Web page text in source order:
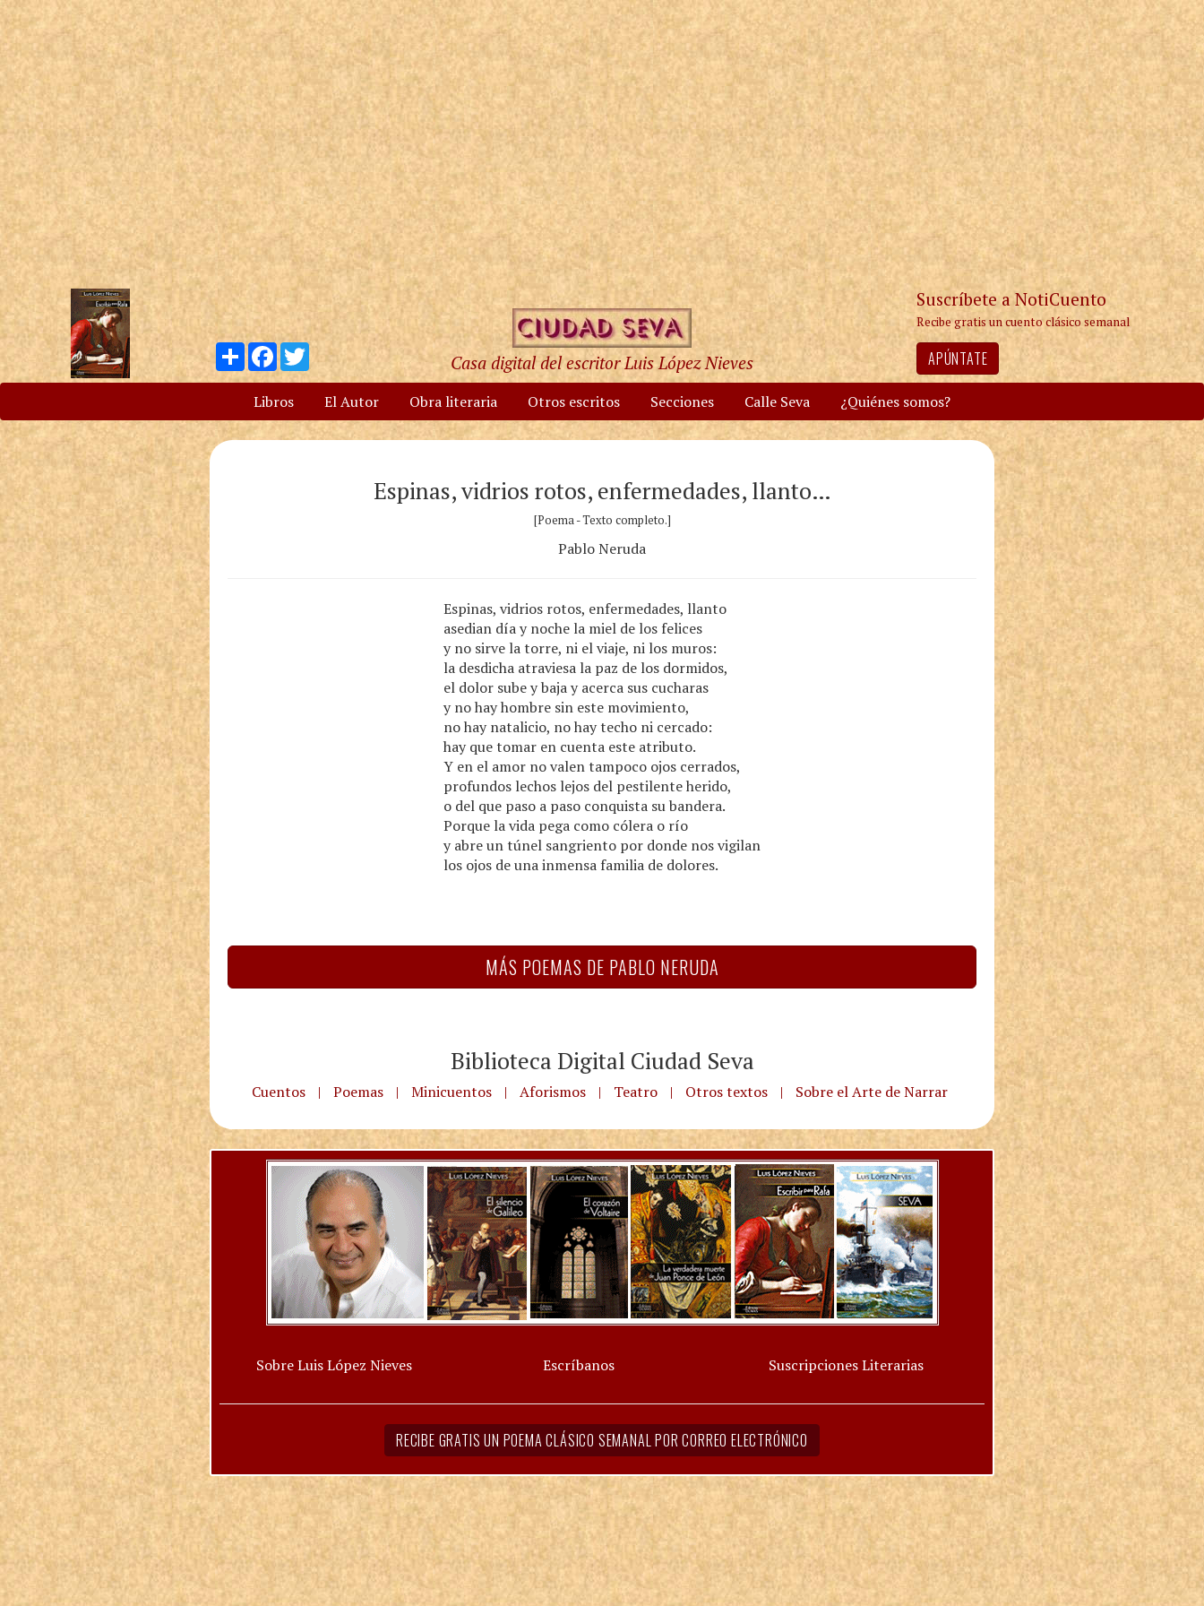
Compartir
Facebook
Twitter
Casa digital del escritor Luis López Nieves
Suscríbete a NotiCuento
Recibe gratis un cuento clásico semanal
APÚNTATE
Libros El Autor Obra literaria Otros escritos Secciones Calle Seva ¿Quiénes somos?
Espinas, vidrios rotos, enfermedades, llanto…
[Poema - Texto completo.]
Pablo Neruda
Espinas, vidrios rotos, enfermedades, llanto
asedian día y noche la miel de los felices
y no sirve la torre, ni el viaje, ni los muros:
la desdicha atraviesa la paz de los dormidos,
el dolor sube y baja y acerca sus cucharas
y no hay hombre sin este movimiento,
no hay natalicio, no hay techo ni cercado:
hay que tomar en cuenta este atributo.
Y en el amor no valen tampoco ojos cerrados,
profundos lechos lejos del pestilente herido,
o del que paso a paso conquista su bandera.
Porque la vida pega como cólera o río
y abre un túnel sangriento por donde nos vigilan
los ojos de una inmensa familia de dolores.
MÁS POEMAS DE PABLO NERUDA
Biblioteca Digital Ciudad Seva
Cuentos | Poemas | Minicuentos | Aforismos | Teatro | Otros textos | Sobre el Arte de Narrar
Sobre Luis López Nieves Escríbanos Suscripciones Literarias
RECIBE GRATIS UN POEMA CLÁSICO SEMANAL POR CORREO ELECTRÓNICO